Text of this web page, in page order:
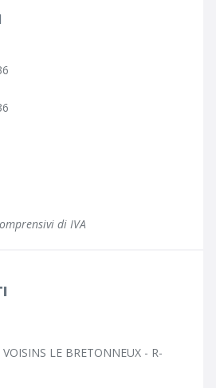
di IVA
LE BRETONNEUX - R-